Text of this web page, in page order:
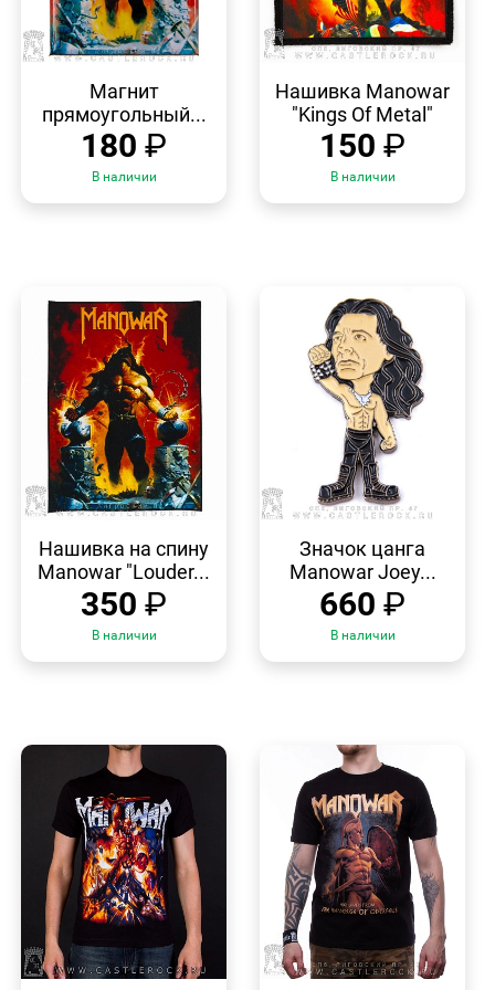
Магнит
прямоугольный...
180 ₽
В наличии
ПРОСМОТР
Нашивка Manowar
"Kings Of Metal"
150 ₽
В наличии
ПРОСМОТР
Нашивка на спину
Manowar "Louder...
350 ₽
В наличии
ПРОСМОТР
Значок цанга
Manowar Joey...
660 ₽
В наличии